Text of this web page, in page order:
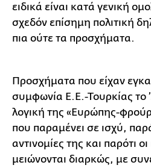
ειδικά είναι κατά γενική
σχεδόν επίσημη πολιτική
πια ούτε τα προσχήματα.
Προσχήματα που είχαν
συμφωνία Ε.Ε.-Τουρκίας το
λογική της «Ευρώπης-
που παραμένει σε ισχύ,
αντινομίες της και παρότι
μειώνονται διαρκώς, με